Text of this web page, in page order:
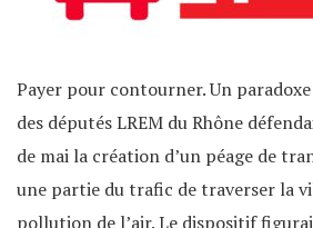
Payer pour contourner. Un
des députés LREM du Rhône
de mai la création d’un péage de
une partie du trafic de traverser la
pollution de l’air. Le dispositif